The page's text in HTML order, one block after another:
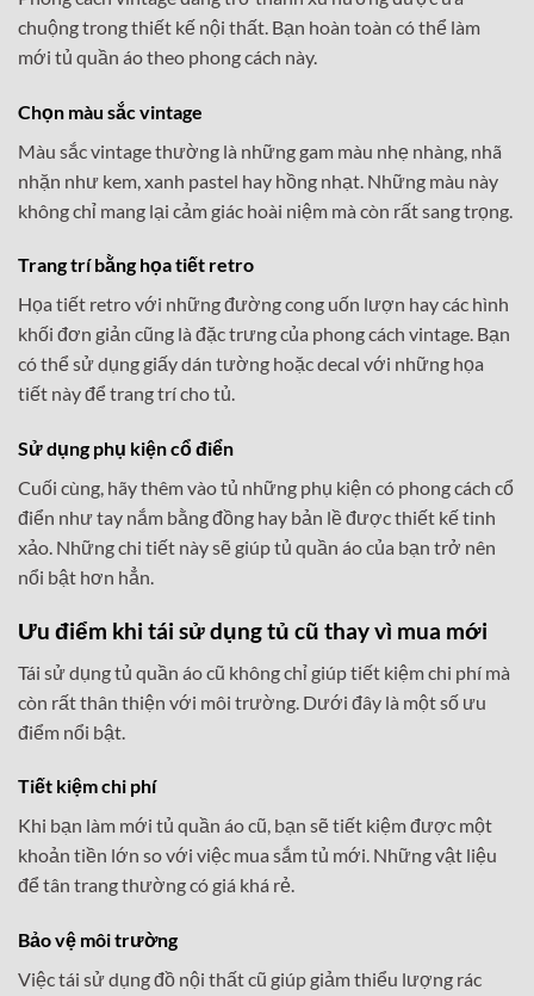
chuộng trong thiết kế nội thất. Bạn hoàn toàn có thể làm
mới tủ quần áo theo phong cách này.
Chọn màu sắc vintage
Màu sắc vintage thường là những gam màu nhẹ nhàng, nhã
nhặn như kem, xanh pastel hay hồng nhạt. Những màu này
không chỉ mang lại cảm giác hoài niệm mà còn rất sang trọng.
Trang trí bằng họa tiết retro
Họa tiết retro với những đường cong uốn lượn hay các hình
khối đơn giản cũng là đặc trưng của phong cách vintage. Bạn
có thể sử dụng giấy dán tường hoặc decal với những họa
tiết này để trang trí cho tủ.
Sử dụng phụ kiện cổ điển
Cuối cùng, hãy thêm vào tủ những phụ kiện có phong cách cổ
điển như tay nắm bằng đồng hay bản lề được thiết kế tinh
xảo. Những chi tiết này sẽ giúp tủ quần áo của bạn trở nên
nổi bật hơn hẳn.
Ưu điểm khi tái sử dụng tủ cũ thay vì mua mới
Tái sử dụng tủ quần áo cũ không chỉ giúp tiết kiệm chi phí mà
còn rất thân thiện với môi trường. Dưới đây là một số ưu
điểm nổi bật.
Tiết kiệm chi phí
Khi bạn làm mới tủ quần áo cũ, bạn sẽ tiết kiệm được một
khoản tiền lớn so với việc mua sắm tủ mới. Những vật liệu
để tân trang thường có giá khá rẻ.
Bảo vệ môi trường
Việc tái sử dụng đồ nội thất cũ giúp giảm thiểu lượng rác